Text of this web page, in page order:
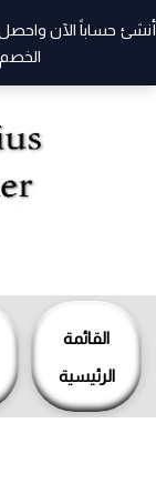
القائمة
الرئيسية
أنشئ حساباً الآن
الخصم
المحتوى